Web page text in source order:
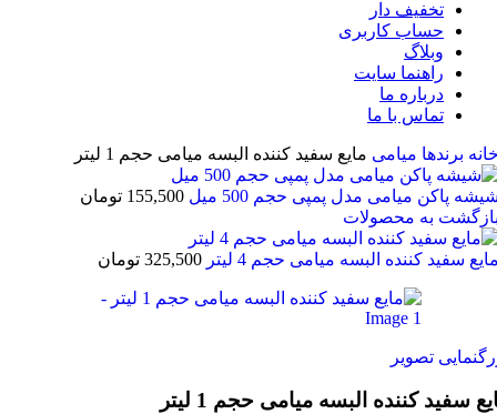
تخفیف دار
حساب کاربری
وبلاگ
راهنما سایت
درباره ما
تماس با ما
میامی مایع سفید کننده البسه میامی حجم 1 لیتر
میامی مدل پمپی حجم 500 میل 155,500 تومان
به محصولات
کننده البسه میامی حجم 4 لیتر 325,500 تومان
تصویر
کننده البسه میامی حجم 1 لیتر